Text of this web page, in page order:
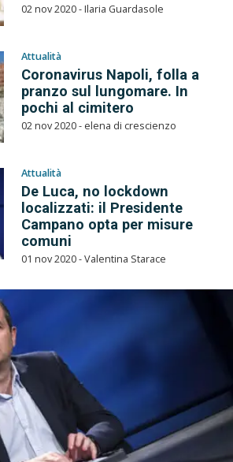
02 nov 2020 - Ilaria Guardasole
Attualità
Coronavirus Napoli, folla a
pranzo sul lungomare. In
pochi al cimitero
02 nov 2020 - elena di crescienzo
Attualità
De Luca, no lockdown
localizzati: il Presidente
Campano opta per misure
comuni
01 nov 2020 - Valentina Starace